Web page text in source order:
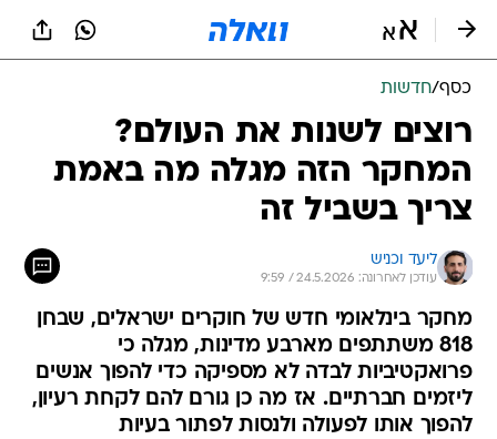
כסף/חדשות
רוצים לשנות את העולם?
המחקר הזה מגלה מה באמת
צריך בשביל זה
ליעד וכניש
עודכן לאחרונה: 24.5.2026 / 9:59
מחקר בינלאומי חדש של חוקרים ישראלים, שבחן
818 משתתפים מארבע מדינות, מגלה כי
פרואקטיביות לבדה לא מספיקה כדי להפוך אנשים
ליזמים חברתיים. אז מה כן גורם להם לקחת רעיון,
להפוך אותו לפעולה ולנסות לפתור בעיות